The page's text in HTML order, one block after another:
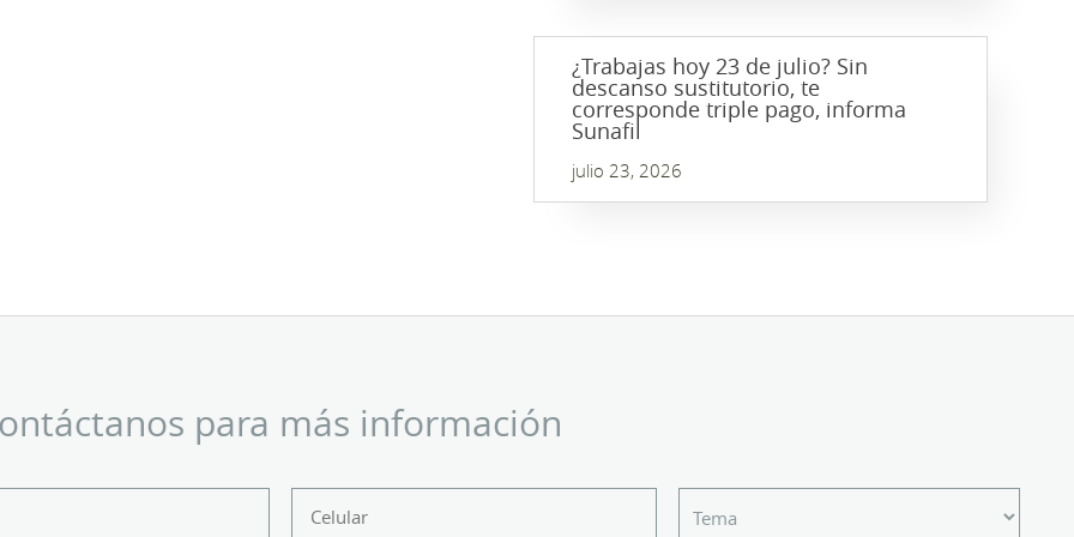
¿Trabajas hoy 23 de julio? Sin
descanso sustitutorio, te
corresponde triple pago, informa
Sunafil
julio 23, 2026
para más información